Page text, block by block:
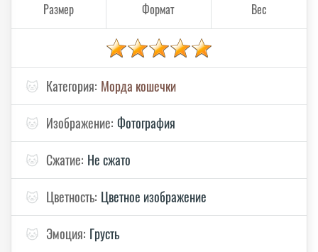
Размер
Формат
Вес
🐱 Категория: Морда кошечки
🐱 Изображение: Фотография
🐱 Сжатие: Не сжато
🐱 Цветность: Цветное изображение
🐱 Эмоция: Грусть